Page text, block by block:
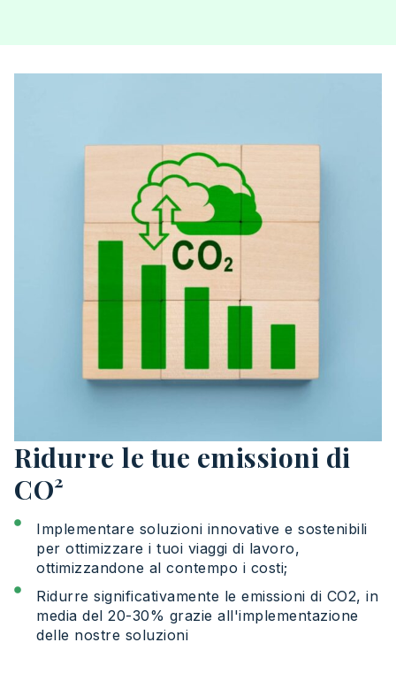
Ridurre le tue emissioni di
CO²
Implementare soluzioni innovative e sostenibili
per ottimizzare i tuoi viaggi di lavoro,
ottimizzandone al contempo i costi;
Ridurre significativamente le emissioni di CO2, in
media del 20-30% grazie all'implementazione
delle nostre soluzioni